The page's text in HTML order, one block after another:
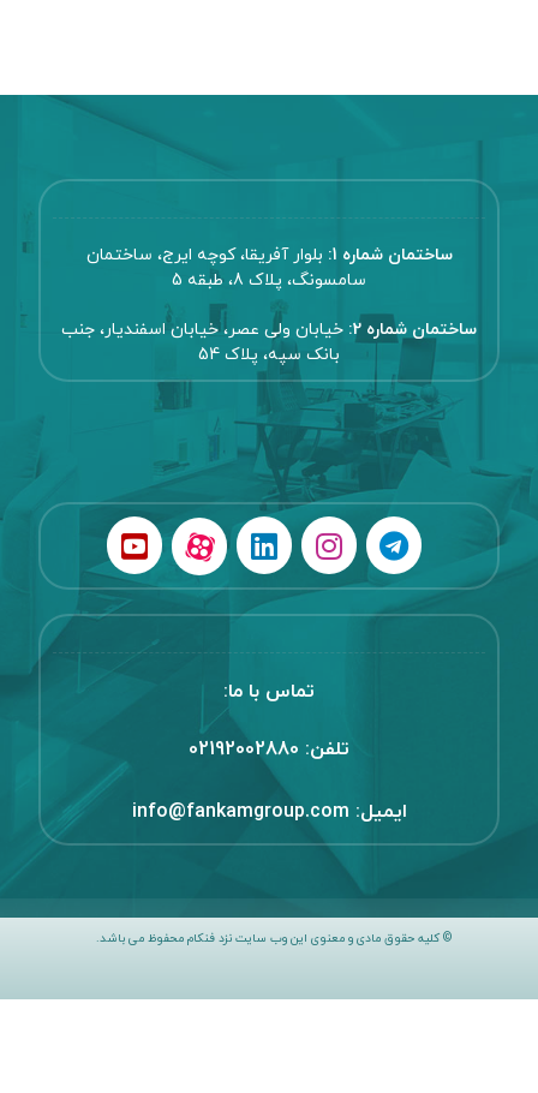
ساختمان شماره 1:
بلوار آفریقا، کوچه ایرج، ساختمان
سامسونگ، پلاک 8، طبقه 5
ساختمان شماره 2:
خیابان ولی عصر، خیابان اسفندیار، جنب
بانک سپه، پلاک 54
تماس با ما:
تلفن: 02192002880
ایمیل: info@fankamgroup.com
© کلیه حقوق مادی و معنوی این وب سایت نزد فنکام محفوظ می باشد.